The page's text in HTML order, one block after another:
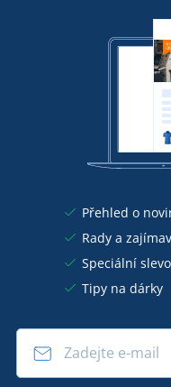
Přehled o
Rady a
Speciální
Tipy na dárky